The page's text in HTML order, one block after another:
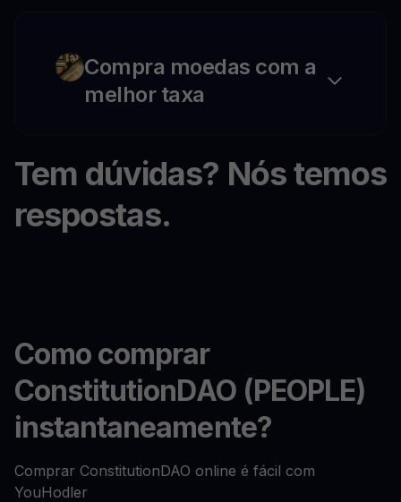
Compra moedas com a
melhor taxa
Tem dúvidas? Nós temos
respostas.
Como comprar
ConstitutionDAO (PEOPLE)
instantaneamente?
Comprar ConstitutionDAO online é fácil com
YouHodler